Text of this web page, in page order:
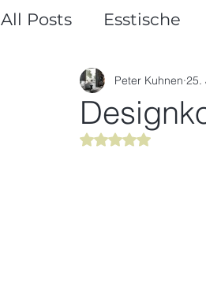
All Posts Esstische
TINY-HOUSEPeter Kuhnen 25.
Mit NaN von 5